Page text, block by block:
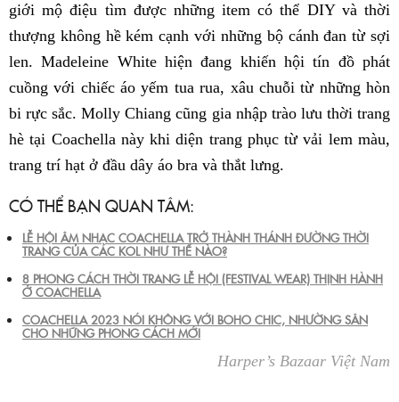
giới mộ điệu tìm được những item có thể DIY và thời
thượng không hề kém cạnh với những bộ cánh đan từ sợi
len. Madeleine White hiện đang khiến hội tín đồ phát
cuồng với chiếc áo yếm tua rua, xâu chuỗi từ những hòn
bi rực sắc. Molly Chiang cũng gia nhập trào lưu thời trang
hè tại Coachella này khi diện trang phục từ vải lem màu,
trang trí hạt ở đầu dây áo bra và thắt lưng.
CÓ THỂ BẠN QUAN TÂM:
LỄ HỘI ÂM NHẠC COACHELLA TRỞ THÀNH THÁNH ĐƯỜNG THỜI
TRANG CỦA CÁC KOL NHƯ THẾ NÀO?
8 PHONG CÁCH THỜI TRANG LỄ HỘI (FESTIVAL WEAR) THỊNH HÀNH
Ở COACHELLA
COACHELLA 2023 NÓI KHÔNG VỚI BOHO CHIC, NHƯỜNG SÂN
CHO NHỮNG PHONG CÁCH MỚI
Harper’s Bazaar Việt Nam